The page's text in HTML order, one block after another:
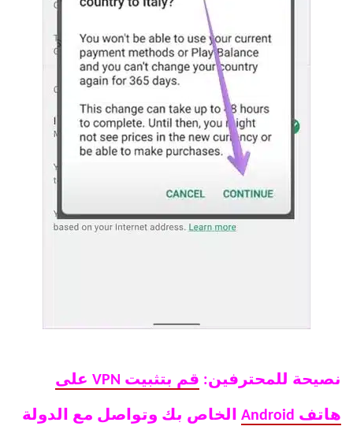
نصيحة للمحترفين: قم بتثبيت VPN على
هاتف Android الخاص بك وتواصل مع الدولة